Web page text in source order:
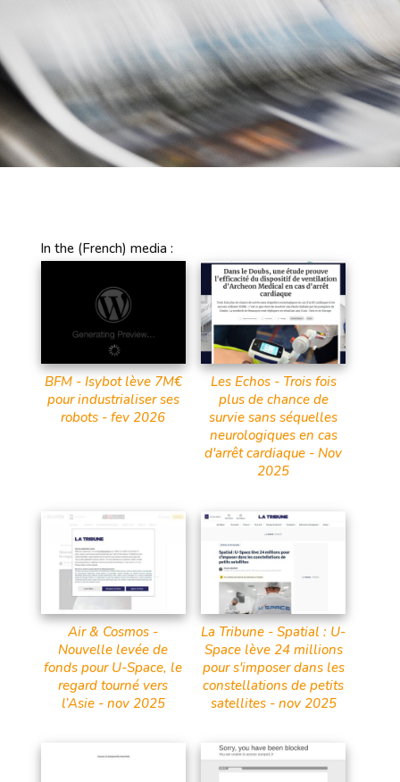
In the (French) media :
BFM - Isybot lève 7M€
pour industrialiser ses
robots - fev 2026
Les Echos - Trois fois
plus de chance de
survie sans séquelles
neurologiques en cas
d'arrêt cardiaque - Nov
2025
Air & Cosmos -
Nouvelle levée de
fonds pour U-Space, le
regard tourné vers
l’Asie - nov 2025
La Tribune - Spatial : U-
Space lève 24 millions
pour s'imposer dans les
constellations de petits
satellites - nov 2025